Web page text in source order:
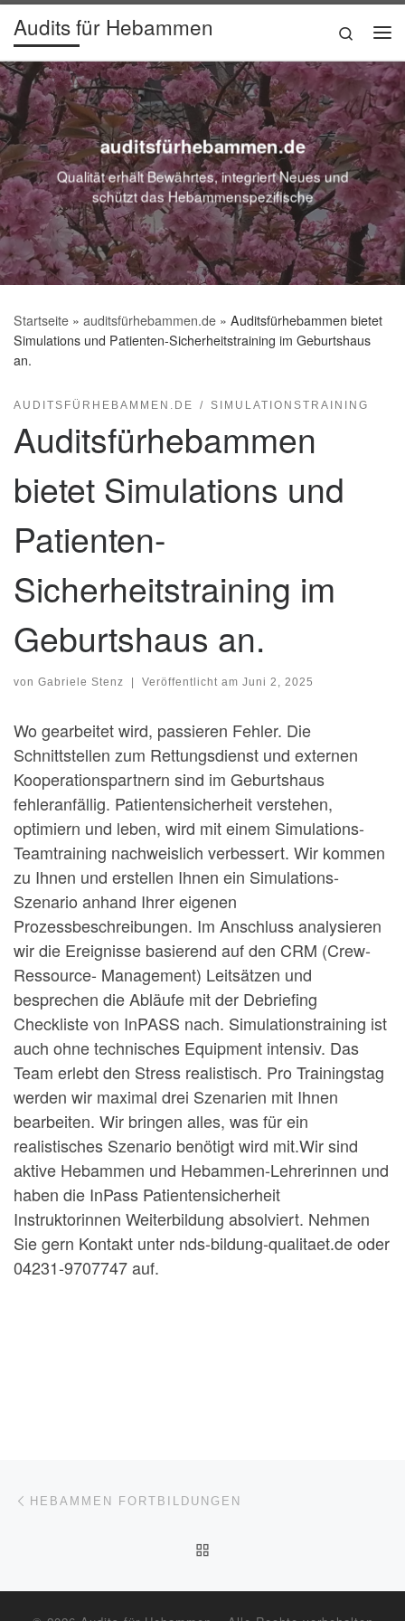
Zum Inhalt springen
Audits für Hebammen
Search
auditsfürhebammen.de
Qualität erhält Bewährtes, integriert Neues und
schützt das Hebammenspezifische
Startseite » auditsfürhebammen.de » Auditsfürhebammen bietet
Simulations und Patienten-Sicherheitstraining im Geburtshaus
an.
AUDITSFÜRHEBAMMEN.DE SIMULATIONSTRAINING
Auditsfürhebammen
bietet Simulations und
Patienten-
Sicherheitstraining im
Geburtshaus an.
von Gabriele Stenz | Veröffentlicht am Juni 2, 2025
Wo gearbeitet wird, passieren Fehler. Die
Schnittstellen zum Rettungsdienst und externen
Kooperationspartnern sind im Geburtshaus
fehleranfällig. Patientensicherheit verstehen,
optimiern und leben, wird mit einem Simulations-
Teamtraining nachweislich verbessert. Wir kommen
zu Ihnen und erstellen Ihnen ein Simulations-
Szenario anhand Ihrer eigenen
Prozessbeschreibungen. Im Anschluss analysieren
wir die Ereignisse basierend auf den CRM (Crew-
Ressource- Management) Leitsätzen und
besprechen die Abläufe mit der Debriefing
Checkliste von InPASS nach. Simulationstraining ist
auch ohne technisches Equipment intensiv. Das
Team erlebt den Stress realistisch. Pro Trainingstag
werden wir maximal drei Szenarien mit Ihnen
bearbeiten. Wir bringen alles, was für ein
realistisches Szenario benötigt wird mit.Wir sind
aktive Hebammen und Hebammen-Lehrerinnen und
haben die InPass Patientensicherheit
Instruktorinnen Weiterbildung absolviert. Nehmen
Sie gern Kontakt unter nds-bildung-qualitaet.de oder
04231-9707747 auf.
Beitragsnavigation
HEBAMMEN FORTBILDUNGEN